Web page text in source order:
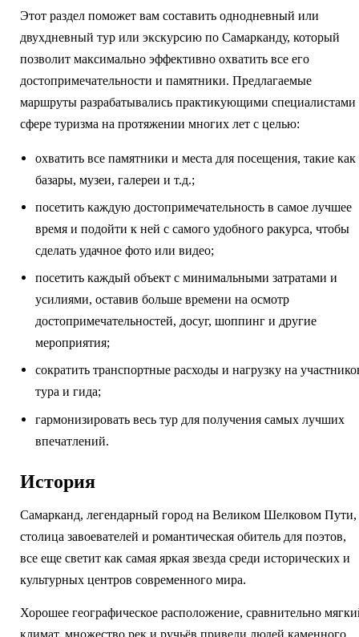
Этот раздел поможет вам составить однодневный или
двухдневный тур или экскурсию по Самарканду, который
позволит максимально эффективно охватить все его
достопримечательности и памятники. Предлагаемые
маршруты разрабатывались практикующими специалистами
сфере туризма на протяжении многих лет с целью:
охватить все памятники и места для посещения, такие как
базары, музеи, галереи и т.д.;
посетить каждую достопримечательность в самое лучшее
время и подойти к ней с самого удобного ракурса, чтобы
сделать удачное фото или видео;
посетить каждый объект с минимальными затратами и
усилиями, оставив больше времени на осмотр
достопримечательностей, досуг, шоппинг и другие
мероприятия;
сократить транспортные расходы и нагрузку на
тура и гида;
гармонизировать весь тур для получения самых лучших
впечатлений.
История
Самарканд, легендарный город на Великом Шелковом Пути,
столица завоевателей и романтическая обитель для поэтов,
все еще светит как самая яркая звезда среди исторических и
культурных центров современного мира.
Хорошее географическое расположение, сравнительно
климат, множество рек и ручьёв привели людей каменного